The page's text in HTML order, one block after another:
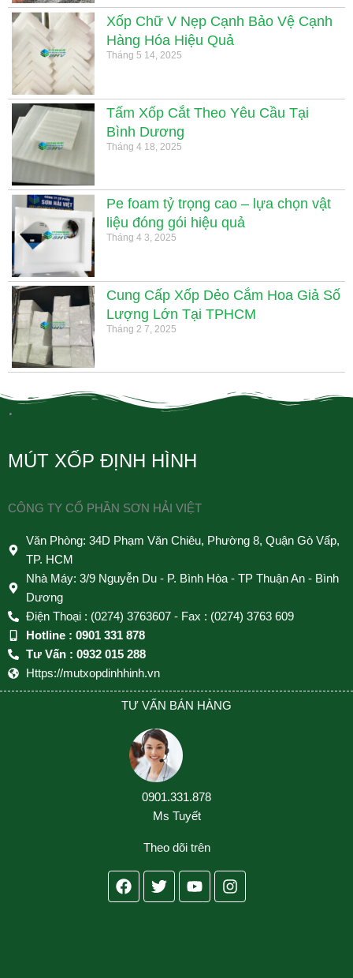
Xốp Chữ V Nẹp Cạnh Bảo Vệ Cạnh
Hàng Hóa Hiệu Quả
Tháng 5 14, 2025
Tấm Xốp Cắt Theo Yêu Cầu Tại
Bình Dương
Tháng 4 18, 2025
Pe foam tỷ trọng cao – lựa chọn vật
liệu đóng gói hiệu quả
Tháng 4 3, 2025
Cung Cấp Xốp Dẻo Cắm Hoa Giả Số
Lượng Lớn Tại TPHCM
Tháng 2 7, 2025
.
MÚT XỐP ĐỊNH HÌNH
CÔNG TY CỔ PHẦN SƠN HẢI VIỆT
Văn Phòng: 34D Phạm Văn Chiêu, Phường 8, Quận Gò Vấp,
TP. HCM
Nhà Máy: 3/9 Nguyễn Du - P. Bình Hòa - TP Thuận An - Bình
Dương
Điện Thoại : (0274) 3763607 - Fax : (0274) 3763 609
Hotline : 0901 331 878
Tư Vấn : 0932 015 288
Https://mutxopdinhhinh.vn
TƯ VẤN BÁN HÀNG
0901.331.878
Ms Tuyết
Theo dõi trên
Facebook
TwitterYoutubeInstagram